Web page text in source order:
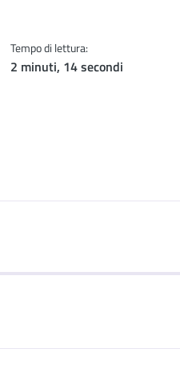
Tempo di lettura:
2 minuti, 14 secondi